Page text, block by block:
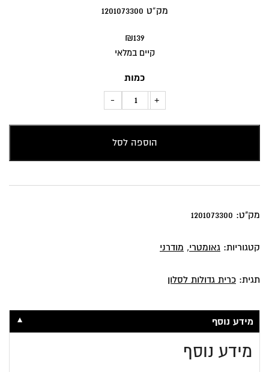
מק”ט 1201073300
₪139
קיים במלאי
כמות
+
כמות
נוי
"מבוך"
-
הוספה לסל
מק"ט: 1201073300
קטגוריות: גאומטרי, מודרני
תגית: כרית גדולות לסלון
מידע נוסף ▼
מידע נוסף